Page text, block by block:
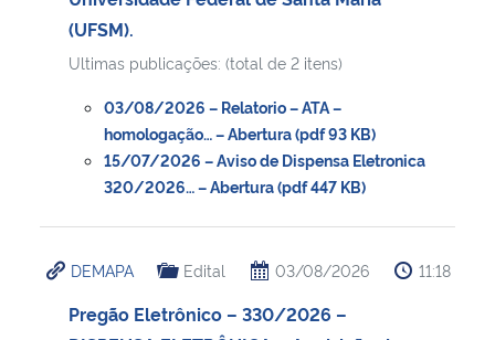
(UFSM).
Ultimas publicações: (total de 2 itens)
03/08/2026 – Relatorio – ATA –
homologação… – Abertura (pdf 93 KB)
15/07/2026 – Aviso de Dispensa Eletronica
320/2026… – Abertura (pdf 447 KB)
DEMAPA Edital 03/08/2026 11:18
Pregão Eletrônico – 330/2026 –